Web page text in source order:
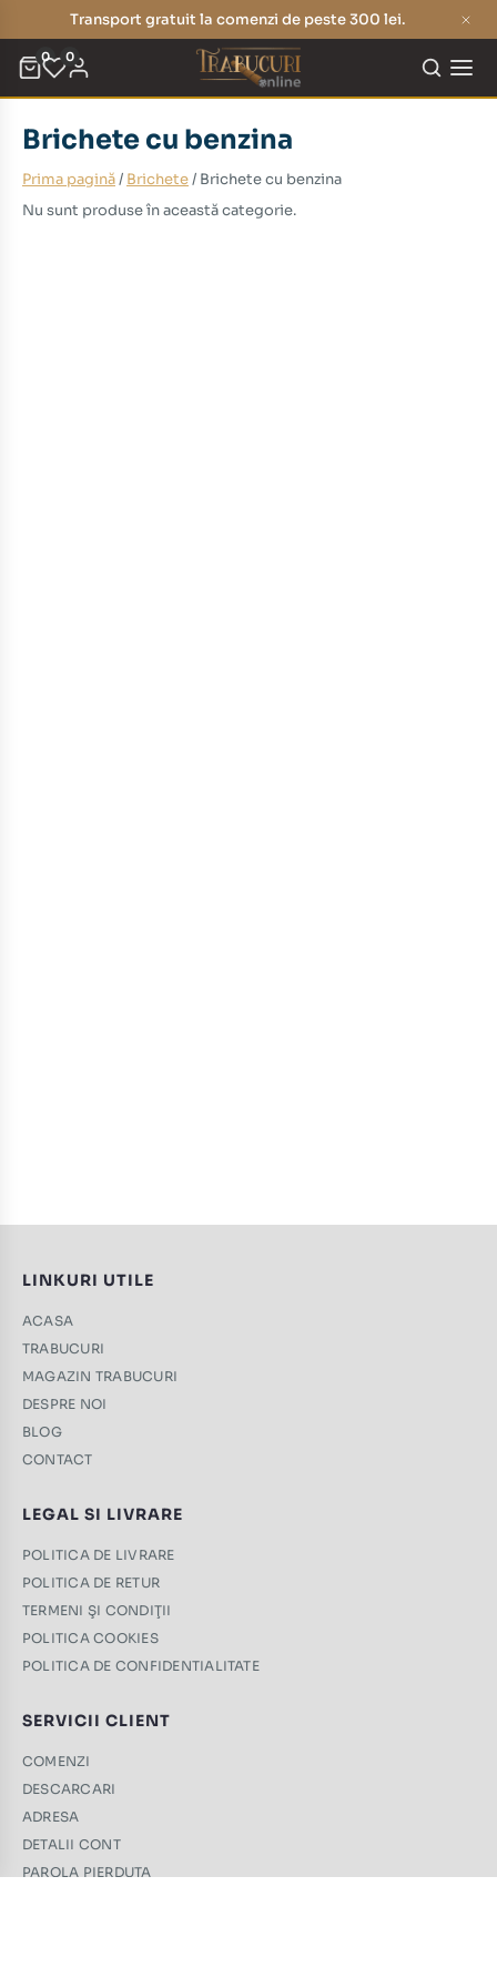
Transport gratuit la comenzi de peste 300 lei.
0 0
Brichete cu benzina
Prima pagină/ Brichete/ Brichete cu benzina
Nu sunt produse în această categorie.
LINKURI UTILE
ACASA
TRABUCURI
MAGAZIN TRABUCURI
DESPRE NOI
BLOG
CONTACT
LEGAL SI LIVRARE
POLITICA DE LIVRARE
POLITICA DE RETUR
TERMENI ŞI CONDIŢII
POLITICA COOKIES
POLITICA DE CONFIDENTIALITATE
SERVICII CLIENT
COMENZI
DESCARCARI
ADRESA
DETALII CONT
PAROLA PIERDUTA